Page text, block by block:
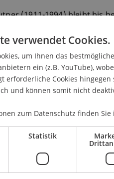
(1911-1994) bleibt bis
obwohl sein Werk auch im
Elrod House
(1971), sein
seine gläserne Schaffer
zeichnet ein
der anders als viele
Moderne nie als fertiges
und Neon-Architektur
stilprägend für eine ganze
verwendet Cookies.
um Ihnen das
ein (z.B. YouTube),
erforderliche Cookies
und können somit nicht
zum Datenschutz finden
Statistik